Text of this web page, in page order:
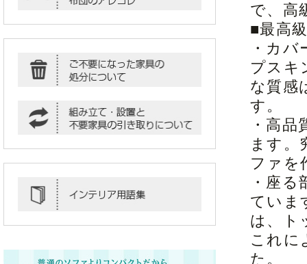
で、高
■最高
・カ
プスキ
な質感
す。
・高
ます。
ファを
・座
ていま
は、ト
これに
た。